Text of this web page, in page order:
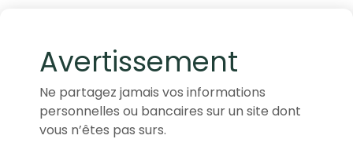
Avertissement
Ne partagez jamais vos informations
personnelles ou bancaires sur un site dont
vous n’êtes pas surs.